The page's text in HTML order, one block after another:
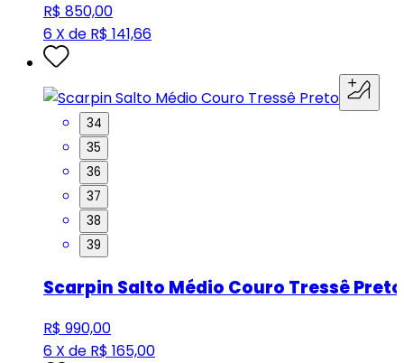
R$ 850,00
6 X de R$ 141,66
34
35
36
37
38
39
Scarpin Salto Médio Couro Tressê Preto
R$ 990,00
6 X de R$ 165,00